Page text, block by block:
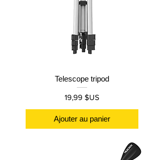
Telescope tripod
Prix
19,99 $US
Ajouter au panier